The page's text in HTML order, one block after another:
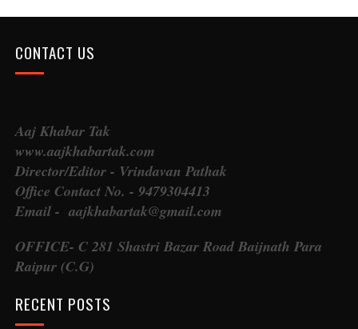
CONTACT US
Aaj Khabar Tak
www.aajkhabartak.com
Director/Editor - Vrindavan Pathak
Office Contact No. - 9479304413
Email - aajkhabartak@gmail.com
OFFICE- C 281 Shastri Bazar Road Baijnath Para
Raipur (C.G)
RECENT POSTS